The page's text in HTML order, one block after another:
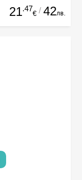
21.47
€ / 42лв.